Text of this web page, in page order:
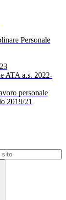
Personale
ATA a.s. 2022-
personale
2019/21